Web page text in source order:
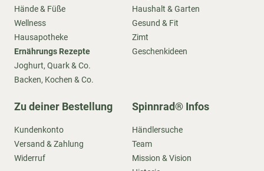
Hände & Füße
Wellness
Hausapotheke
Ernährungs Rezepte
Joghurt, Quark & Co.
Backen, Kochen & Co.
Haushalt & Garten
Gesund & Fit
Zimt
Geschenkideen
Zu deiner Bestellung
Kundenkonto
Versand & Zahlung
Widerruf
Spinnrad® Infos
Händlersuche
Team
Mission & Vision